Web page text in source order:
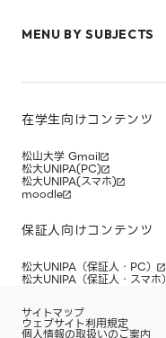
御幸キャンパス(運動施設)
キャンパスマップ
MENU BY SUBJECTS
在学生・保護者のみなさま
研究者・企業のみなさま
在学生向けコンテンツ
松山大学 Gmail
松大UNIPA(PC)
松大UNIPA(スマホ)
moodle
保証人向けコンテンツ
松大UNIPA（保証人・PC）
松大UNIPA（保証人・スマホ）
サイトマップ
ウェブサイト利用規定
個人情報の取扱いのご案内